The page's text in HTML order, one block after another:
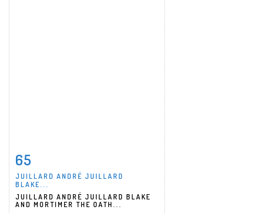
65
JUILLARD ANDRÉ JUILLARD
BLAKE...
JUILLARD ANDRÉ JUILLARD BLAKE
AND MORTIMER THE OATH...